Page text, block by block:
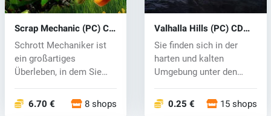
Scrap Mechanic (PC) CD
key
Schrott Mechaniker ist
ein großartiges
Überleben, in dem Sie
6.70 € 8 shops
Valhalla Hills (PC) CD
key
Sie finden sich in der
harten und kalten
Umgebung unter den
0.25 € 15 shops